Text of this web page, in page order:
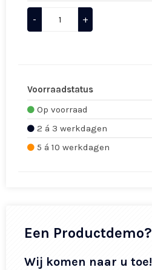
- +
Voorraadstatus
Op voorraad
2 á 3 werkdagen
5 á 10 werkdagen
Een Productdemo?
Wij komen naar u toe!